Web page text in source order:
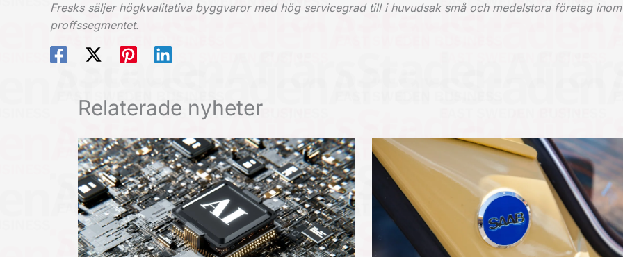
Fresks säljer högkvalitativa byggvaror med hög servicegrad till i huvudsak små och medelstora företag inom
proffssegmentet.
Relaterade nyheter